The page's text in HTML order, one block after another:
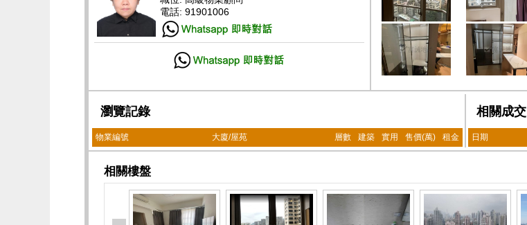
電話: 91901006
瀏覽記錄
物業編號 大廈/屋苑 層數 建築 實用 售價(萬) 租金
相關成交
日期